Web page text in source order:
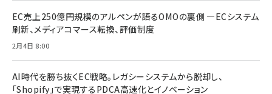
EC売上250億円規模のアルペンが語るOMOの裏側 ―ECシステム
刷新、メディアコマース転換、評価制度
2月4日 8:00
AI時代を勝ち抜くEC戦略。レガシーシステムから脱却し、
「Shopify」で実現するPDCA高速化とイノベーション